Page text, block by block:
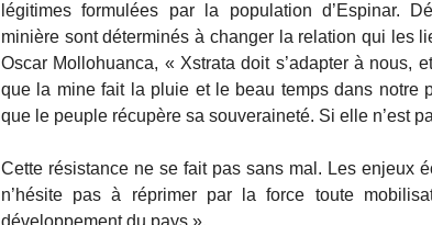
légitimes formulées par la population d’Espinar.
minière sont déterminés à changer la relation qui les
Oscar Mollohuanca, « Xstrata doit s’adapter à nous,
que la mine fait la pluie et le beau temps dans notre
que le peuple récupère sa souveraineté. Si elle n’est
Cette résistance ne se fait pas sans mal. Les enjeux
n’hésite pas à réprimer par la force toute